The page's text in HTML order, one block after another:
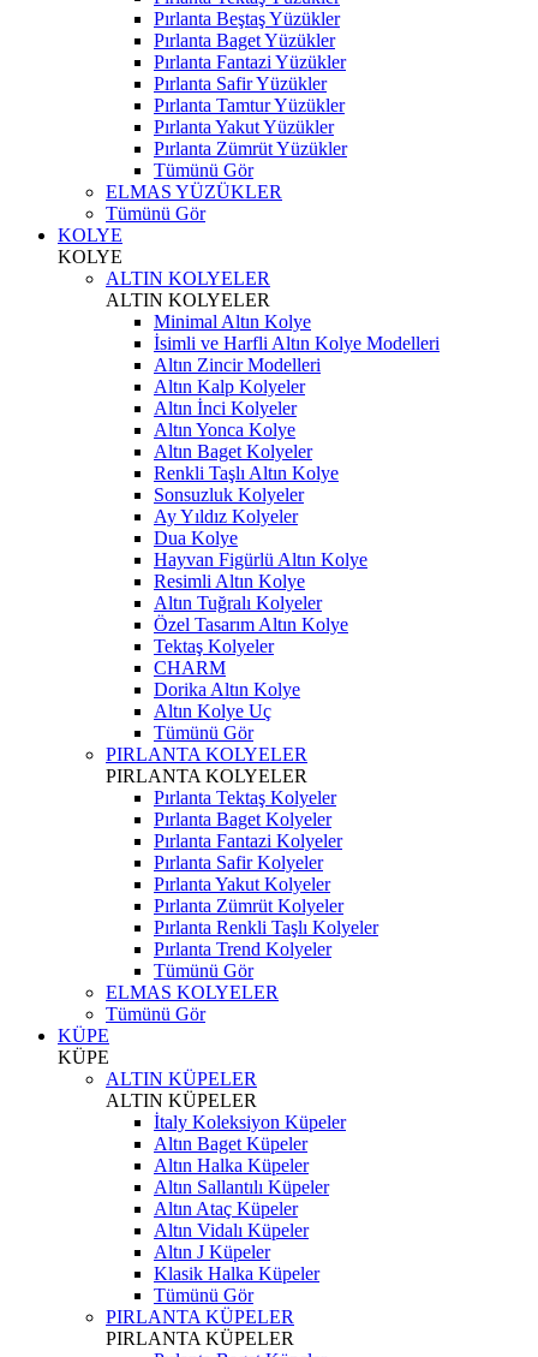
Pırlanta Beştaş Yüzükler
Pırlanta Baget Yüzükler
Pırlanta Fantazi Yüzükler
Pırlanta Safir Yüzükler
Pırlanta Tamtur Yüzükler
Pırlanta Yakut Yüzükler
Pırlanta Zümrüt Yüzükler
Tümünü Gör
ELMAS YÜZÜKLER
Tümünü Gör
KOLYE
KOLYE
ALTIN KOLYELER
ALTIN KOLYELER
Minimal Altın Kolye
İsimli ve Harfli Altın Kolye Modelleri
Altın Zincir Modelleri
Altın Kalp Kolyeler
Altın İnci Kolyeler
Altın Yonca Kolye
Altın Baget Kolyeler
Renkli Taşlı Altın Kolye
Sonsuzluk Kolyeler
Ay Yıldız Kolyeler
Dua Kolye
Hayvan Figürlü Altın Kolye
Resimli Altın Kolye
Altın Tuğralı Kolyeler
Özel Tasarım Altın Kolye
Tektaş Kolyeler
CHARM
Dorika Altın Kolye
Altın Kolye Uç
Tümünü Gör
PIRLANTA KOLYELER
PIRLANTA KOLYELER
Pırlanta Tektaş Kolyeler
Pırlanta Baget Kolyeler
Pırlanta Fantazi Kolyeler
Pırlanta Safir Kolyeler
Pırlanta Yakut Kolyeler
Pırlanta Zümrüt Kolyeler
Pırlanta Renkli Taşlı Kolyeler
Pırlanta Trend Kolyeler
Tümünü Gör
ELMAS KOLYELER
Tümünü Gör
KÜPE
KÜPE
ALTIN KÜPELER
ALTIN KÜPELER
İtaly Koleksiyon Küpeler
Altın Baget Küpeler
Altın Halka Küpeler
Altın Sallantılı Küpeler
Altın Ataç Küpeler
Altın Vidalı Küpeler
Altın J Küpeler
Klasik Halka Küpeler
Tümünü Gör
PIRLANTA KÜPELER
PIRLANTA KÜPELER